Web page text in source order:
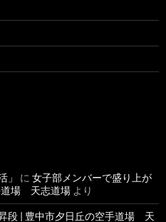
」 に 女子部メンバーで盛り上が
道場 天志道場 より
段 | 豊中市夕日丘の空手道場 天